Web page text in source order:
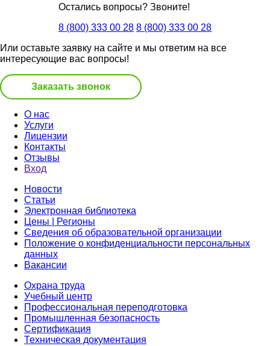
Остались вопросы? Звоните!
8 (800) 333 00 28 8 (800) 333 00 28
Или оставьте заявку на сайте и мы ответим на все
интересующие вас вопросы!
Заказать звонок
О нас
Услуги
Лицензии
Контакты
Отзывы
Вход
Новости
Статьи
Электронная библиотека
Цены | Регионы
Сведения об образовательной организации
Положение о конфиденциальности персональных
данных
Вакансии
Охрана труда
Учебный центр
Профессиональная переподготовка
Промышленная безопасность
Сертификация
Техническая документация